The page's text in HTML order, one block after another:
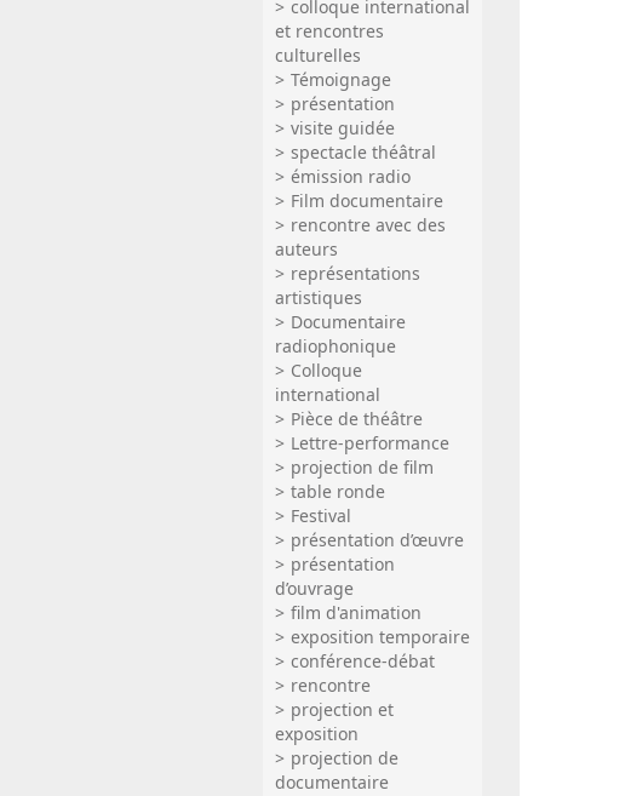
colloque international
et rencontres
culturelles
Témoignage
présentation
visite guidée
spectacle théâtral
émission radio
Film documentaire
rencontre avec des
auteurs
représentations
artistiques
Documentaire
radiophonique
Colloque
international
Pièce de théâtre
Lettre-performance
projection de film
table ronde
Festival
présentation d’œuvre
présentation
d’ouvrage
film d'animation
exposition temporaire
conférence-débat
rencontre
projection et
exposition
projection de
documentaire